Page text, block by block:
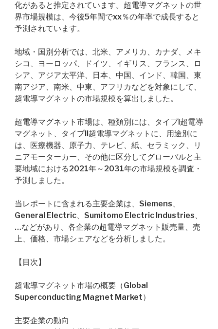
化があると推定されています。超電導マグネットの世
界市場規模は、今後5年間でxx％の年率で成長すると
予測されています。
地域・国別分析では、北米、アメリカ、カナダ、メキ
シコ、ヨーロッパ、ドイツ、イギリス、フランス、ロ
シア、アジア太平洋、日本、中国、インド、韓国、東
南アジア、南米、中東、アフリカなどを対象にして、
超電導マグネットの市場規模を算出しました。
超電導マグネット市場は、種類別には、タイプI超電導
マグネット、タイプII超電導マグネットに、用途別に
は、医療機器、原子力、テレビ、紙、セラミック、リ
ニアモーターカー、その他に区分してグローバルと主
要地域における2021年～2031年の市場規模を調査・
予測しました。
当レポートに含まれる主要企業は、Siemens、
General Electric、Sumitomo Electric Industries、
…などがあり、各企業の超電導マグネット販売量、売
上、価格、市場シェアなどを分析しました。
【目次】
超電導マグネット市場の概要（Global
Superconducting Magnet Market）
主要企業の動向